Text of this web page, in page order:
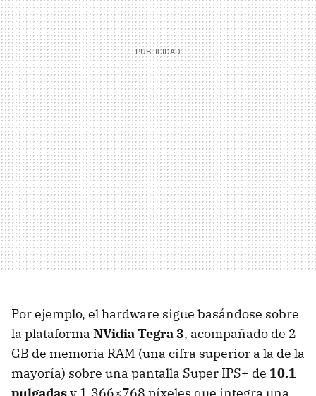
Por ejemplo, el hardware sigue basándose sobre
la plataforma NVidia Tegra 3, acompañado de 2
GB de memoria RAM (una cifra superior a la de la
mayoría) sobre una pantalla Super IPS+ de 10.1
pulgadasy 1.366×768 píxeles que integra una